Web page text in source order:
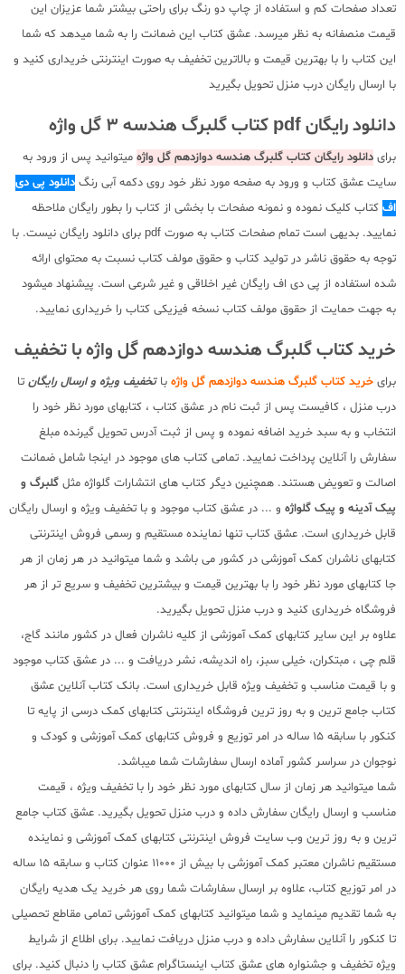
تعداد صفحات کم و استفاده از چاپ دو رنگ برای راحتی بیشتر شما عزیزان این
قیمت منصفانه به نظر میرسد. عشق کتاب این ضمانت را به شما میدهد که شما
این کتاب را با بهترین قیمت و بالاترین تخفیف به صورت اینترنتی خریداری کنید و
با ارسال رایگان درب منزل تحویل بگیرید
دانلود رایگان pdf کتاب گلبرگ هندسه 3 گل واژه
برای دانلود رایگان کتاب گلبرگ هندسه دوازدهم گل واژه میتوانید پس از ورود به
سایت عشق کتاب و ورود به صفحه مورد نظر خود روی دکمه آبی رنگ دانلود پی دی
اف کتاب کلیک نموده و نمونه صفحات با بخشی از کتاب را بطور رایگان ملاحظه
نمایید. بدیهی است تمام صفحات کتاب به صورت pdf برای دانلود رایگان نیست. با
توجه به حقوق ناشر در تولید کتاب و حقوق مولف کتاب نسبت به محتوای ارائه
شده استفاده از پی دی اف رایگان غیر اخلاقی و غیر شرعی است. پیشنهاد میشود
به جهت حمایت از حقوق مولف کتاب نسخه فیزیکی کتاب را خریداری نمایید.
خرید کتاب گلبرگ هندسه دوازدهم گل واژه با تخفیف
برای خرید کتاب گلبرگ هندسه دوازدهم گل واژه باتخفیف ویژه و ارسال رایگان تا
درب منزل ، کافیست پس از ثبت نام در عشق کتاب ، کتابهای مورد نظر خود را
انتخاب و به سبد خرید اضافه نموده و پس از ثبت آدرس تحویل گیرنده مبلغ
سفارش را آنلاین پرداخت نمایید. تمامی کتاب های موجود در اینجا شامل ضمانت
اصالت و تعویض هستند. همچنین دیگر کتاب های انتشارات گلواژه مثل گلبرگ و
پیک آدینه و پیک گلواژه و ... در عشق کتاب موجود و با تخفیف ویژه و ارسال رایگان
قابل خریداری است. عشق کتاب تنها نماینده مستقیم و رسمی فروش اینترنتی
کتابهای ناشران کمک آموزشی در کشور می باشد و شما میتوانید در هر زمان از هر
جا کتابهای مورد نظر خود را با بهترین قیمت و بیشترین تخفیف و سریع تر از هر
فروشگاه خریداری کنید و درب منزل تحویل بگیرید.
علاوه بر این سایر کتابهای کمک آموزشی از کلیه ناشران فعال در کشور مانند گاج،
قلم چی ، مبتکران، خیلی سبز، راه اندیشه، نشر دریافت و ... در عشق کتاب موجود
و با قیمت مناسب و تخفیف ویژه قابل خریداری است. بانک کتاب آنلاین عشق
کتاب جامع ترین و به روز ترین فروشگاه اینترنتی کتابهای کمک درسی از پایه تا
کنکور با سابقه 15 ساله در امر توزیع و فروش کتابهای کمک آموزشی و کودک و
نوجوان در سراسر کشور آماده ارسال سفارشات شما میباشد.
شما میتوانید هر زمان از سال کتابهای مورد نظر خود را با تخفیف ویژه ، قیمت
مناسب و ارسال رایگان سفارش داده و درب منزل تحویل بگیرید. عشق کتاب جامع
ترین و به روز ترین وب سایت فروش اینترنتی کتابهای کمک آموزشی و نماینده
مستقیم ناشران معتبر کمک آموزشی با بیش از 11000 عنوان کتاب و سابقه 15 ساله
در امر توزیع کتاب، علاوه بر ارسال سفارشات شما روی هر خرید یک هدیه رایگان
به شما تقدیم مینماید و شما میتوانید کتابهای کمک آموزشی تمامی مقاطع تحصیلی
تا کنکور را آنلاین سفارش داده و درب منزل دریافت نمایید. برای اطلاع از شرایط
ویژه تخفیف و جشنواره های عشق کتاب اینستاگرام عشق کتاب را دنبال کنید. برای